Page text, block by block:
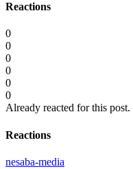
Reactions
0
0
0
0
0
0
Already reacted for this post.
Reactions
nesaba-media